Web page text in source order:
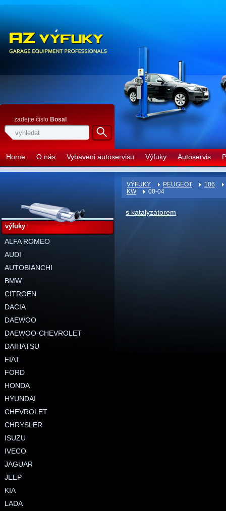
Home O nás Vybaveni autoservisu Výfuky Autoservis
zadejte číslo Bosal
VÝFUKY PEUGEOT
106
KW
00-04
s katalyzátorem
výfuky
ALFA ROMEO
AUDI
AUTOBIANCHI
BMW
CITROEN
DACIA
DAEWOO
DAEWOO-CHEVROLET
DAIHATSU
FIAT
FORD
HONDA
HYUNDAI
CHEVROLET
CHRYSLER
ISUZU
IVECO
JAGUAR
JEEP
KIA
LADA